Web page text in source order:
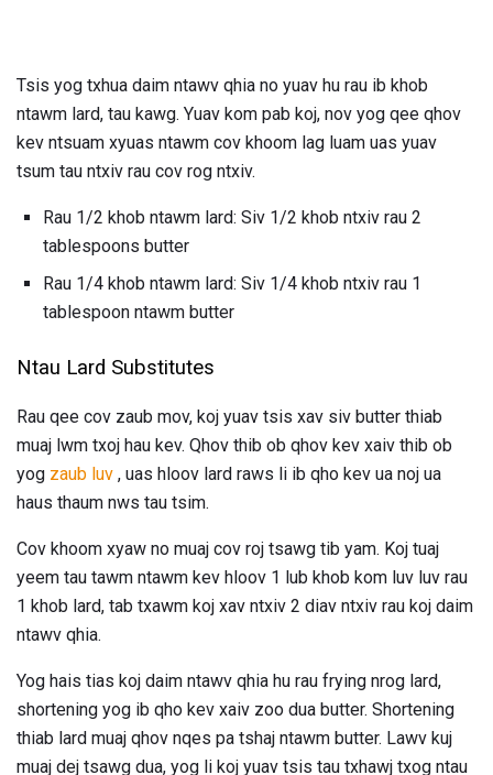
Tsis yog txhua daim ntawv qhia no yuav hu rau ib khob
ntawm lard, tau kawg. Yuav kom pab koj, nov yog qee qhov
kev ntsuam xyuas ntawm cov khoom lag luam uas yuav
tsum tau ntxiv rau cov rog ntxiv.
Rau 1/2 khob ntawm lard: Siv 1/2 khob ntxiv rau 2
tablespoons butter
Rau 1/4 khob ntawm lard: Siv 1/4 khob ntxiv rau 1
tablespoon ntawm butter
Ntau Lard Substitutes
Rau qee cov zaub mov, koj yuav tsis xav siv butter thiab
muaj lwm txoj hau kev. Qhov thib ob qhov kev xaiv thib ob
yog zaub luv , uas hloov lard raws li ib qho kev ua noj ua
haus thaum nws tau tsim.
Cov khoom xyaw no muaj cov roj tsawg tib yam. Koj tuaj
yeem tau tawm ntawm kev hloov 1 lub khob kom luv luv rau
1 khob lard, tab txawm koj xav ntxiv 2 diav ntxiv rau koj daim
ntawv qhia.
Yog hais tias koj daim ntawv qhia hu rau frying nrog lard,
shortening yog ib qho kev xaiv zoo dua butter. Shortening
thiab lard muaj qhov nqes pa tshaj ntawm butter. Lawv kuj
muaj dej tsawg dua, yog li koj yuav tsis tau txhawj txog ntau